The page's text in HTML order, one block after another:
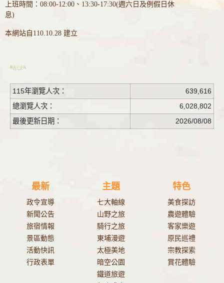
上班時間：08:00-12:00、13:30-17:30(週六日及例假日休
息)
本網站自110.10.28 建立
115年瀏覽人次：
639,616
總瀏覽人次：
6,028,802
最後更新日期：
2026/08/08
最新
政令宣導
新聞公告
旅宿情報
景區動態
活動快訊
行政表單
主題
七大軸線
山野之旅
騎行之旅
東埔漫遊
太極美地
暗空公園
鐵道旅遊
特色
美食探訪
農遊體驗
客家樂遊
原民巡禮
宗教探索
賞花體驗